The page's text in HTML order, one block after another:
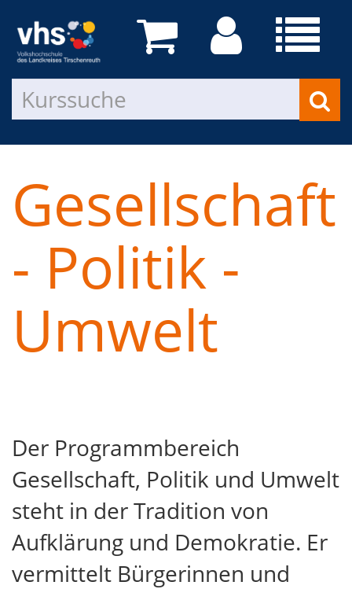
Gesellschaft
- Politik -
Umwelt
Der Programmbereich
Gesellschaft, Politik und Umwelt
steht in der Tradition von
Aufklärung und Demokratie. Er
vermittelt Bürgerinnen und